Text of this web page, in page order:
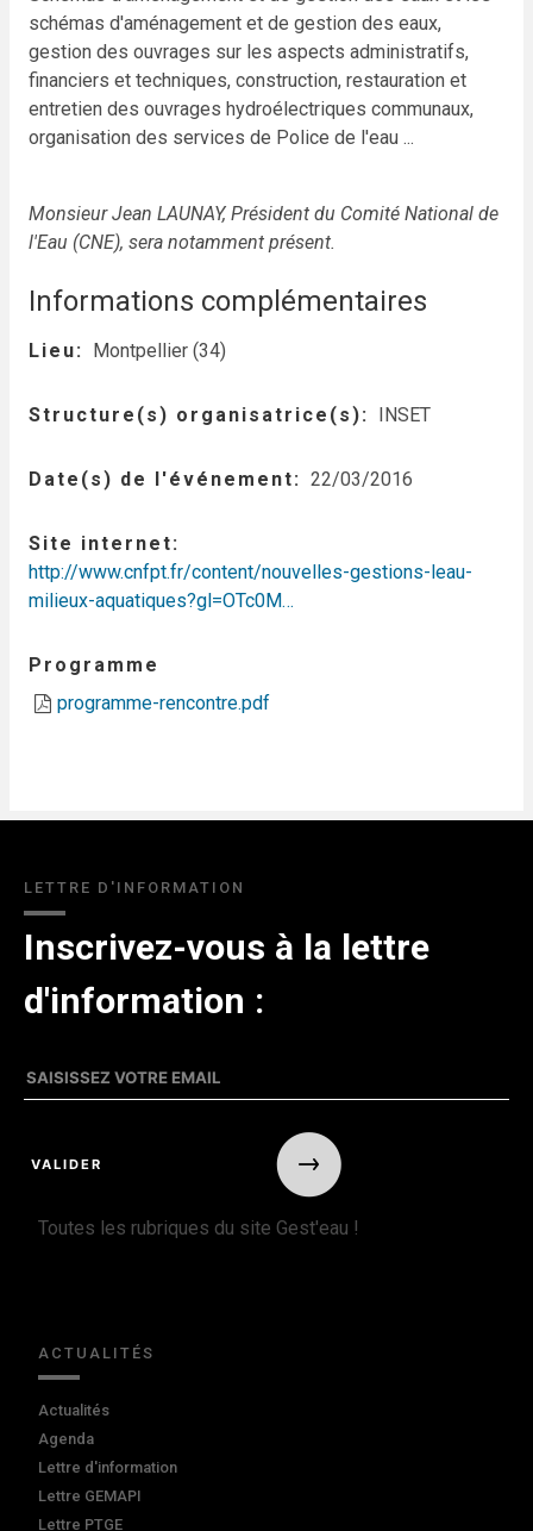
schémas d'aménagement et de gestion des eaux,
gestion des ouvrages sur les aspects administratifs,
financiers et techniques, construction, restauration et
entretien des ouvrages hydroélectriques communaux,
organisation des services de Police de l'eau ...
Monsieur Jean LAUNAY, Président du Comité National de
l'Eau (CNE), sera notamment présent.
Informations complémentaires
Lieu Montpellier (34)
Structure(s) organisatrice(s) INSET
Date(s) de l'événement 22/03/2016
Site internet
http://www.cnfpt.fr/content/nouvelles-gestions-leau-
milieux-aquatiques?gl=OTc0M…
Programme
programme-rencontre.pdf
LETTRE D'INFORMATION
Inscrivez-vous à la lettre
d'information :
Toutes les rubriques du site Gest'eau !
ACTUALITÉS
Actualités
Agenda
Lettre d'information
Lettre GEMAPI
Lettre PTGE